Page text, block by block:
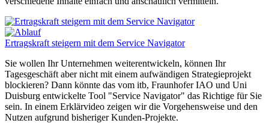
Ertragskraft steigern mit dem Service Navigator
Sie wollen Ihr Unternehmen weiterentwickeln, können Ihr
Tagesgeschäft aber nicht mit einem aufwändigen Strategieprojekt
blockieren? Dann könnte das vom itb, Fraunhofer IAO und Uni
Duisburg entwickelte Tool "Service Navigator" das Richtige für Sie
sein. In einem Erklärvideo zeigen wir die Vorgehensweise und den
Nutzen aufgrund bisheriger Kunden-Projekte.